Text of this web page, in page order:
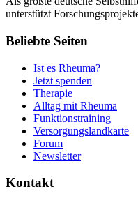
unterstützt
Beliebte Seiten
Ist es Rheuma?
Jetzt spenden
Therapie
Alltag mit Rheuma
Funktionstraining
Versorgungslandkarte
Forum
Newsletter
Kontakt